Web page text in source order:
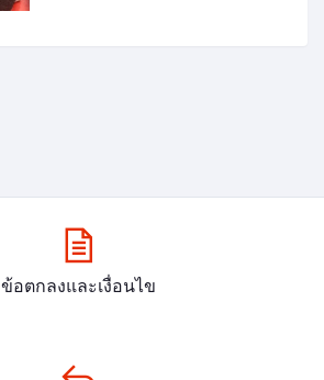
ข้อตกลงและเงื่อนไข